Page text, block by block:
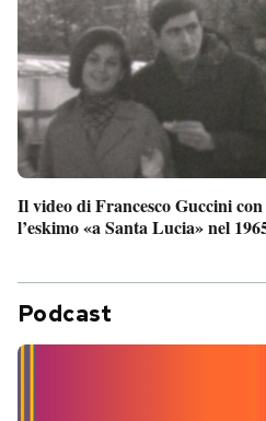
Il video di Francesco Guccini con
l’eskimo «a Santa Lucia» nel
Podcast